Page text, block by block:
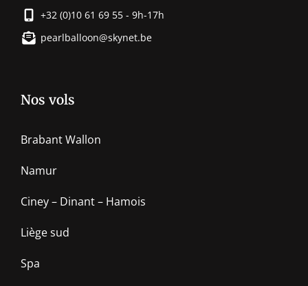
+32 (0)10 61 69 55 - 9h-17h
pearlballoon@skynet.be
Nos vols
Brabant Wallon
Namur
Ciney – Dinant – Hamois
Liège sud
Spa